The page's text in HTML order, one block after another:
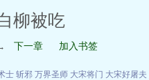
柳被吃
下一章 加入书签
士 斩邪 万界圣师 大宋将门 大宋好屠夫